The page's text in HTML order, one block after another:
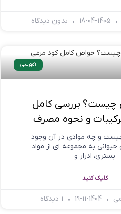
بدون دیدگاه
آموزشی
چیست؟ بررسی کامل
و نحوه مصرف
و چه موادی در آن وجود
حیوانی به مجموعه ای از مواد
بستری، ادرار و
کلیک کنید